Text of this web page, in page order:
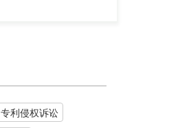
​专利侵权诉讼